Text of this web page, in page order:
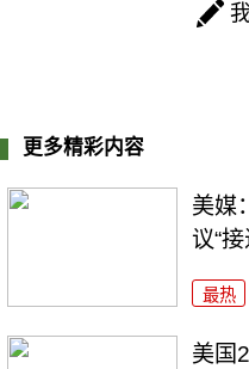
更多精彩内容
美媒
议“
最热
美国